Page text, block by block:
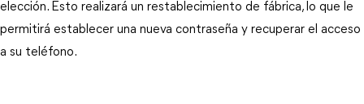
elección. Esto realizará un restablecimiento de fábrica, lo que le
permitirá establecer una nueva contraseña y recuperar el acceso
a su teléfono.